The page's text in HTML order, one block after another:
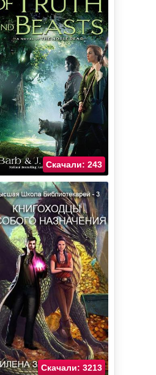
Скачали: 243
Скачали: 3213